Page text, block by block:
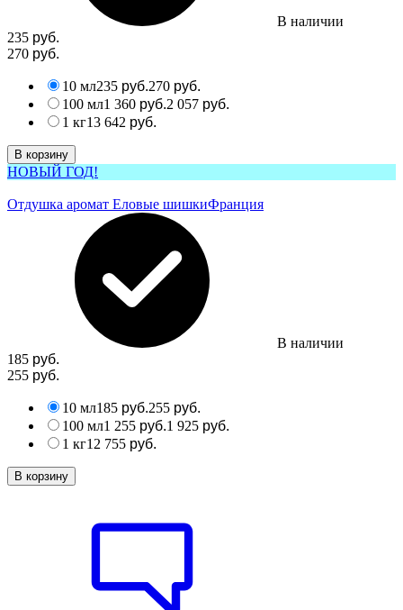
В наличии
235 руб.
270 руб.
10 мл235 руб. 270 руб.
100 мл1 360 руб. 2 057 руб.
1 кг13 642 руб.
В корзину
НОВЫЙ ГОД!
Отдушка аромат Еловые шишкиФранция
В наличии
185 руб.
255 руб.
10 мл185 руб. 255 руб.
100 мл1 255 руб. 1 925 руб.
1 кг12 755 руб.
В корзину